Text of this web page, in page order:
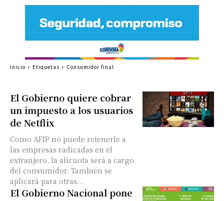
El Gobierno quiere cobrar
un impuesto a los usuarios
de Netflix
Como AFIP no puede retenerle a
las empresas radicadas en el
extranjero, la alícuota será a cargo
del consumidor. También se
aplicará para otras...
El Gobierno Nacional pone
Inicio Etiquetas Consumidor final